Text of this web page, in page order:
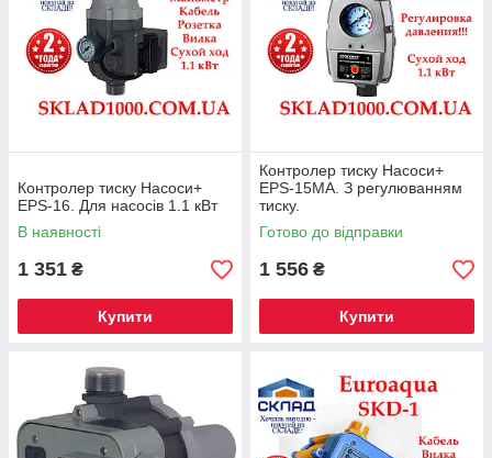
Контролер тиску Насоси+
EPS-16. Для насосів 1.1 кВт
В наявності
1 351 ₴
Купити
Контролер тиску Насоси+
EPS-15MA. З регулюванням
тиску.
Готово до відправки
1 556 ₴
Купити